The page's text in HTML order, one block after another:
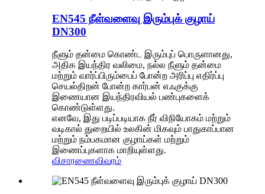
EN545 நீள்வளைவு இரும்புக் குழாய்
DN300
நீளும் தன்மை கொண்ட இரும்புப் பொருளானது,
அதிக இயந்திர வலிமை, நல்ல நீளும் தன்மை
மற்றும் வார்ப்பிரும்பைப் போன்ற அரிப்பு எதிர்ப்பு
செயல்திறன் போன்ற கார்பன் எஃகுக்கு
இணையான இயந்திரவியல் பண்புகளைக்
கொண்டுள்ளது.
எனவே, இது படிப்படியாக நீர் விநியோகம் மற்றும்
வடிகால் துறையில் உலகின் மிகவும் பாதுகாப்பான
மற்றும் நம்பகமான குழாய்கள் மற்றும்
இணைப்புகளாக மாறியுள்ளது.
விசாரணைவிவரம்